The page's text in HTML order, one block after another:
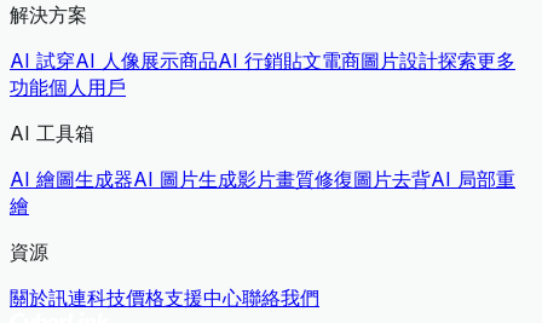
解決方案
AI 試穿AI 人像展示商品AI 行銷貼文電商圖片設計探索更多
功能個人用戶
AI 工具箱
AI 繪圖生成器AI 圖片生成影片畫質修復圖片去背AI 局部重
繪
資源
關於訊連科技價格支援中心聯絡我們